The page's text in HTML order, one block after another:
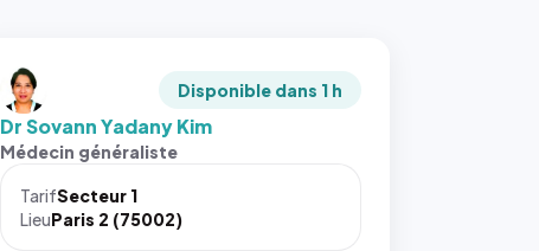
Disponible dans 1 h
Dr Sovann Yadany Kim
Médecin généraliste
TarifSecteur 1
LieuParis 2 (75002)